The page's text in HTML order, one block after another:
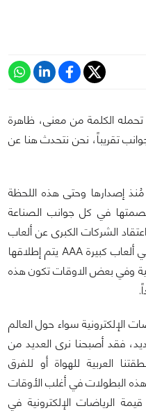
الكلمة من معنى، ظاهرة
تقريباً، نحن نتحدث هنا عن
إذا أردنا تحليل لعبة PUBG MOBILE مُنذ إصدارها وحتى هذه اللحظة
في كل جوانب الصناعة
الشركات الكبرى عن ألعاب
الهواتف وأصبحنا نرى في الوقت الحالي ألعاب كبيرة AAA يتم إطلاقها
وفي بعض الاوقات تكون هذه
الإلكترونية سواء حول العالم
فقد أصبحنا نرى العديد من
العربية للهواة أو للفرق
هذه البطولات في أغلب الأوقات
الرياضات الإلكترونية في